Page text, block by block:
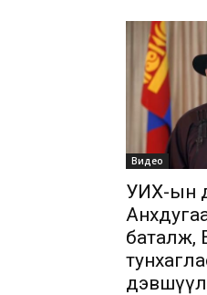
Видео
УИХ-ын
баталж,